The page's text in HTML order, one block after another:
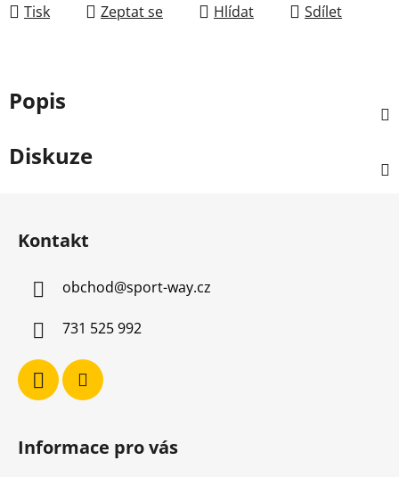
Tisk Zeptat se Hlídat Sdílet
Popis
Diskuze
Kontakt
obchod@sport-way.cz
731 525 992
Informace pro vás